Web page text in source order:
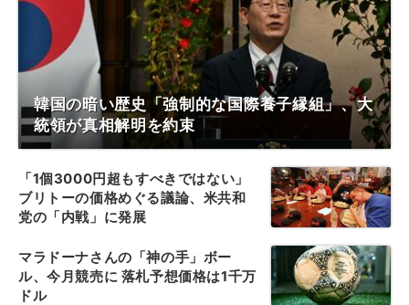
韓国の暗い歴史「強制的な国際養子縁組」、大
統領が真相解明を約束
「1個3000円超もすべきではない」
ブリトーの価格めぐる議論、米共和
党の「内戦」に発展
マラドーナさんの「神の手」ボー
ル、今月競売に 落札予想価格は1千万
ドル